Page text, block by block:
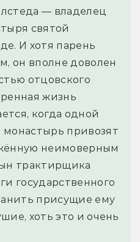
— владелец
святой
И хотя парень
он вполне доволен
отцовского
жизнь
когда одной
привозят
неимоверным
трактирщика
государственного
присущие ему
хоть это и очень